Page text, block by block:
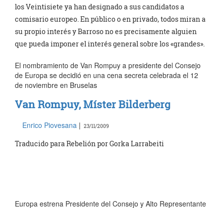
los Veintisiete ya han designado a sus candidatos a
comisario europeo. En público o en privado, todos miran a
su propio interés y Barroso no es precisamente alguien
que pueda imponer el interés general sobre los «grandes».
El nombramiento de Van Rompuy a presidente del Consejo
de Europa se decidió en una cena secreta celebrada el 12
de noviembre en Bruselas
Van Rompuy, Míster Bilderberg
Enrico Piovesana | 23/11/2009
Traducido para Rebelión por Gorka Larrabeiti
Europa estrena Presidente del Consejo y Alto Representante